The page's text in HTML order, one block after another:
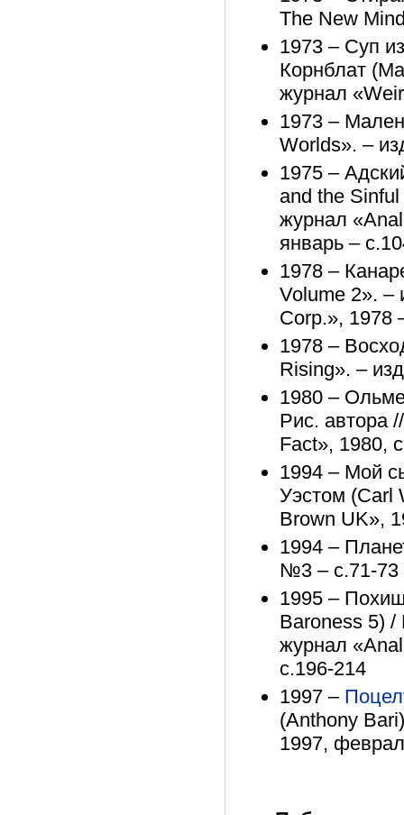
The New
1973 – Суп
Корнблат
журнал
1973 –
Worlds». –
1975 –
and the
журнал
январь –
1978 –
Volume 2». –
Corp.», 1978
1978 –
Rising». –
1980 –
Рис. автора
Fact», 1980,
1994 – Мой
Уэстом (Carl
Brown UK»,
1994 –
№3 – с.71-73
1995 –
Baroness 5) /
журнал
с.196-214
1997 –
(Anthony
1997,